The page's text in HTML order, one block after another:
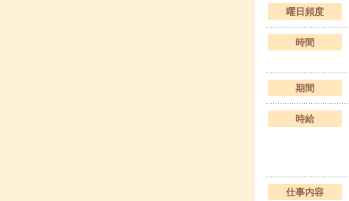
曜日頻度
時間
期間
時給
仕事内容